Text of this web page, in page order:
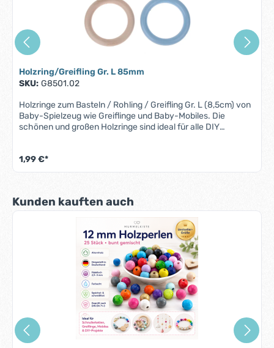
Holzring/Greifling Gr. L 85mm
SKU: G8501.02
Holzringe zum Basteln / Rohling / Greifling Gr. L (8,5cm) von
Baby-Spielzeug wie Greiflinge und Baby-Mobiles. Die
schönen und großen Holzringe sind ideal für alle DIY
Elemente).Eigenschaften Holzring 8,5cm:Material:
HolzFarbe: frei wählbarGröße: ca. 85 mm x 12 mmInnenmaß:
1,99 €*
Produktgalerie überspringen
Kunden kauften auch